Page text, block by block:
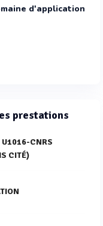
d'application
prestations
U1016-CNRS
CITÉ)